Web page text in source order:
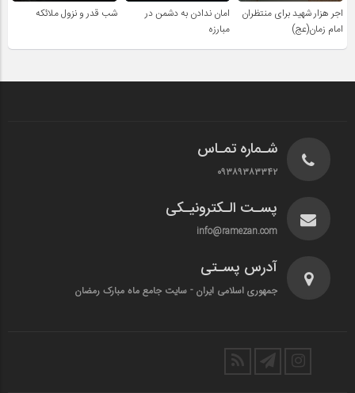
اجر هزار شهید برای منتظران
امام زمان(عج)
امان ندادن به دشمن در
مبارزه
شب قدر و نزول ملائکه
شـماره تمـاس
۰۹۳۸۹۳۸۳۳۴۲
پسـت الـکترونیـکی
info@ramezan.com
آدرس پسـتی
جمهوری اسلامی ایران - سایت جامع ماه مبارک رمضان